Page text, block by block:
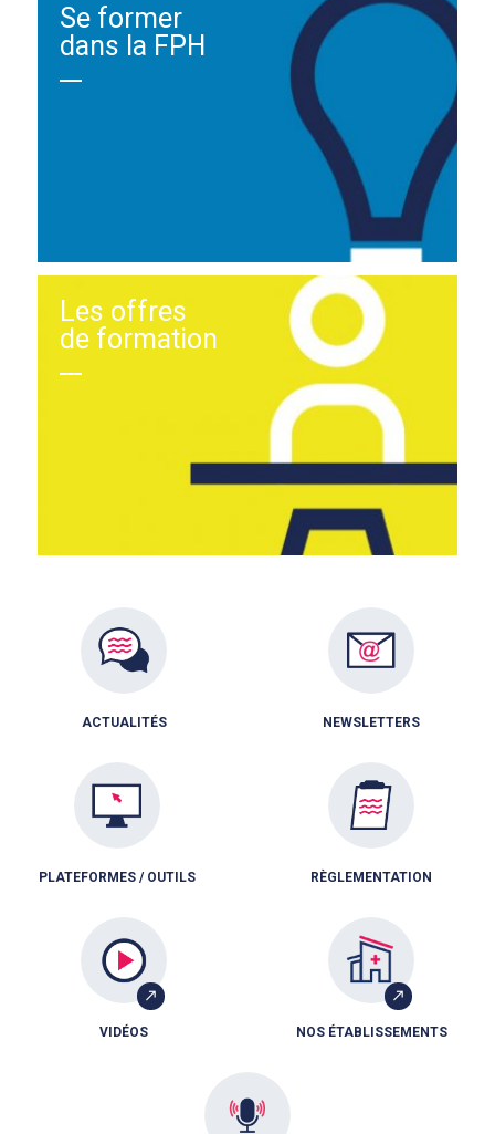
Se former
dans la FPH
Les offres
de formation
ACTUALITÉS NEWSLETTERS
PLATEFORMES / OUTILS RÈGLEMENTATION
VIDÉOS NOS ÉTABLISSEMENTS